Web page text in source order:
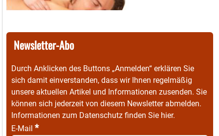
Newsletter-Abo
Durch Anklicken des Buttons „Anmelden“ erklären Sie
sich damit einverstanden, dass wir Ihnen regelmäßig
unsere aktuellen Artikel und Informationen zusenden. Sie
können sich jederzeit von diesem Newsletter abmelden.
Informationen zum Datenschutz finden Sie hier.
E-Mail *